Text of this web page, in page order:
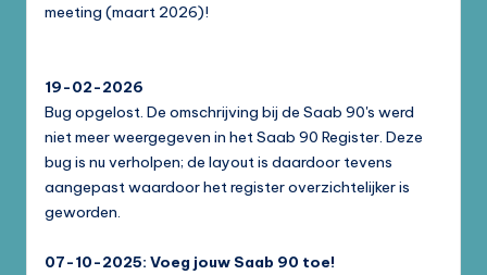
meeting (maart 2026)!
19-02-2026
Bug opgelost. De omschrijving bij de Saab 90's werd
niet meer weergegeven in het Saab 90 Register. Deze
bug is nu verholpen; de layout is daardoor tevens
aangepast waardoor het register overzichtelijker is
geworden.
07-10-2025: Voeg jouw Saab 90 toe!